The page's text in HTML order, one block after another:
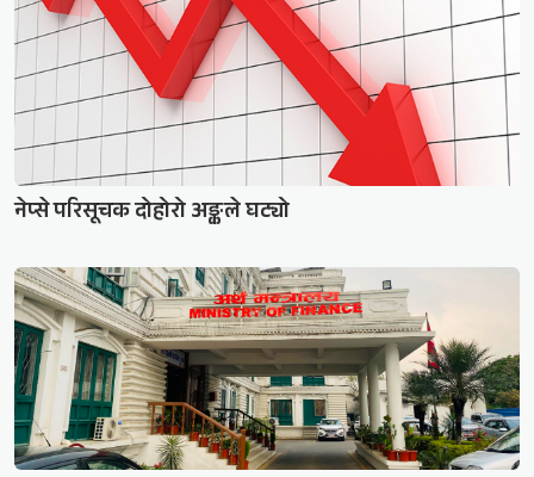
नेप्से परिसूचक दोहोरो अङ्कले घट्यो